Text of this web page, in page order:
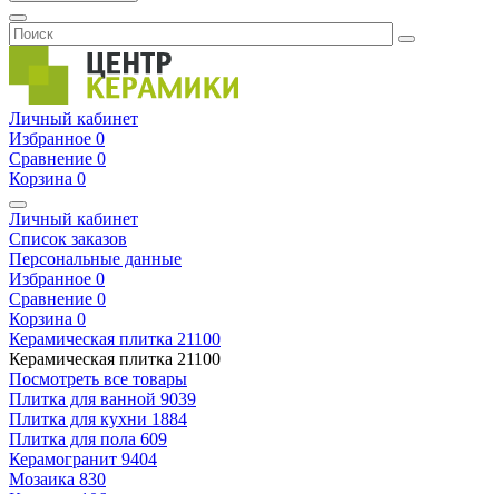
Личный кабинет
Избранное 0
Сравнение 0
Корзина 0
Личный кабинет
Список заказов
Персональные данные
Избранное 0
Сравнение 0
Корзина 0
Керамическая плитка 21100
Керамическая плитка 21100
Посмотреть все товары
Плитка для ванной 9039
Плитка для кухни 1884
Плитка для пола 609
Керамогранит 9404
Мозаика 830